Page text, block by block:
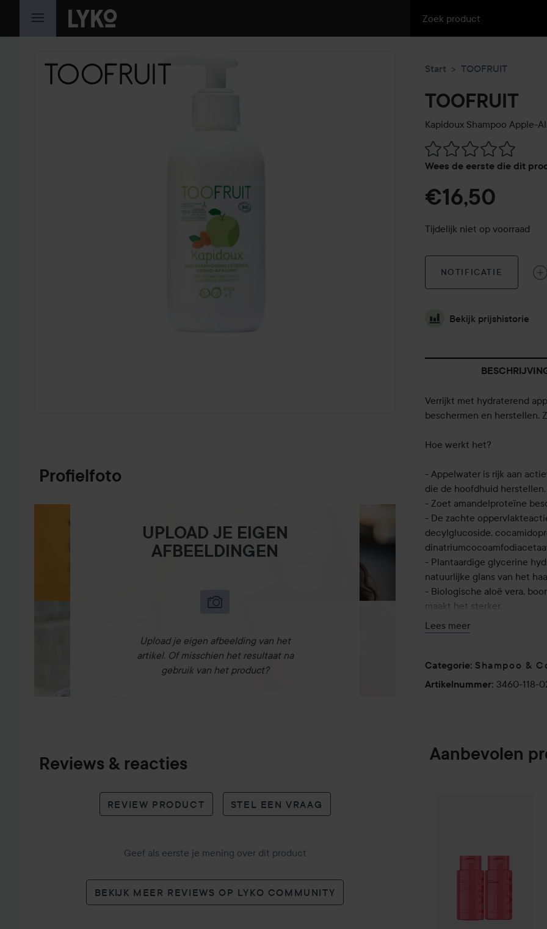
GA NAAR INHOUD
Profielfoto
UPLOAD JE EIGEN
AFBEELDINGEN
Upload je eigen afbeelding van het
artikel. Of misschien het resultaat na
gebruik van het product?
Reviews & reacties
REVIEW PRODUCT STEL EEN VRAAG
Geef als eerste je mening over dit product
BEKIJK MEER REVIEWS OP LYKO COMMUNITY
Start TOOFRUIT
TOOFRUIT
Kapidoux Shampoo Apple-
Wees de eerste die dit
Ga naar Reviews & reacties
€16,50
Tijdelijk niet op voorraad
NOTIFICATIE
Bekijk prijshistorie
Verrijkt met hydraterend
beschermen en herstellen.
Hoe werkt het?
- Appelwater is rijk aan
die de hoofdhuid herstellen.
- Zoet amandelproteïne
- De zachte
decylglucoside,
- Plantaardige glycerine
natuurlijke glans van het
- Biologische aloë vera,
maakt het sterker.
- Yoghurtpoeder, rijk aan
versterkt het en zorgt voor
Gebruik:
Lees meer
Categorie: Shampoo &
Artikelnummer: 3460-118-
Aanbevolen